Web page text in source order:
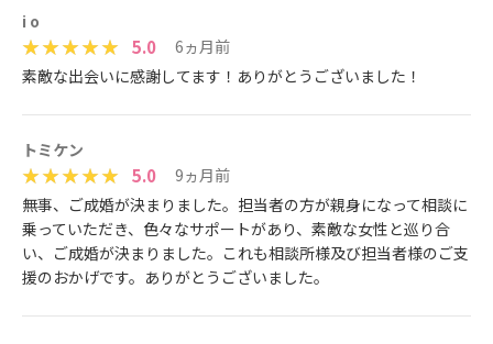
i o
5.0
6ヵ月前
素敵な出会いに感謝してます！ありがとうございました！
トミケン
5.0
9ヵ月前
無事、ご成婚が決まりました。担当者の方が親身になって相談に
乗っていただき、色々なサポートがあり、素敵な女性と巡り合
い、ご成婚が決まりました。これも相談所様及び担当者様のご支
援のおかげです。ありがとうございました。